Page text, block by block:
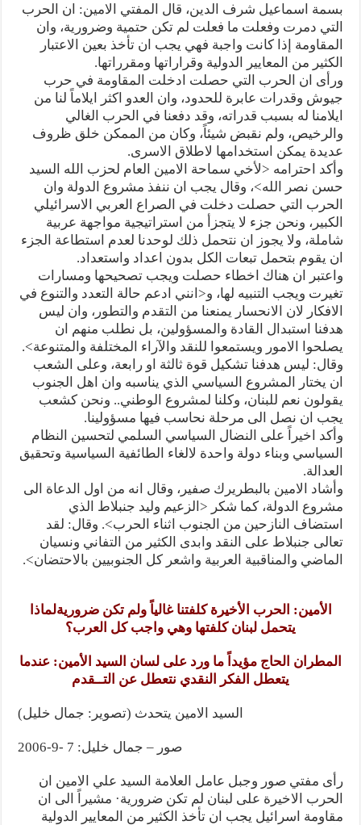
بسمة اسماعيل شرف الدين، قال المفتي الامين: ان الحرب
التي دمرت وفعلت ما فعلت لم تكن حتمية وضرورية، وان
المقاومة إذا كانت واجبة فهي يجب ان تأخذ بعين الاعتبار
الكثير من المعايير الدولية وقراراتها ومقرراتها.
ورأى ان الحرب التي حصلت ادخلت المقاومة في حرب
جيوش وقدرات عابرة للحدود، وان العدو اكثر ايلاماً لنا من
ايلامنا له بسبب قدراته، وقد دفعنا في الحرب الغالي
والرخيص، ولم نقبض شيئاً، وكان من الممكن خلق ظروف
عديدة يمكن استخدامها لاطلاق الاسرى.
وأكد احترامه <لأخي سماحة الامين العام لحزب الله السيد
حسن نصر الله>، وقال يجب ان ننفذ مشروع الدولة وان
الحرب التي حصلت دخلت في الصراع العربي الاسرائيلي
الكبير، ونحن جزء لا يتجزأ من استراتيجية مواجهة عربية
شاملة، ولا يجوز ان نتحمل ذلك لوحدنا لعدم استطاعة الجزء
ان يقوم بتحمل تبعات الكل بدون اعداد واستعداد.
واعتبر ان هناك اخطاء حصلت ويجب تصحيحها ومسارات
تغيرت ويجب التنبيه لها، و<انني ادعم حالة التعدد والتنوع في
الافكار لان الانحسار يمنعنا من التقدم والتطور، وان ليس
هدفنا استبدال القادة والمسؤولين، بل نطلب منهم ان
يصلحوا الامور ويستمعوا للنقد والآراء المختلفة والمتنوعة>.
وقال: ليس هدفنا تشكيل قوة ثالثة او رابعة، وعلى الشعب
ان يختار المشروع السياسي الذي يناسبه وان اهل الجنوب
يقولون نعم للبنان، وكلنا لمشروع الوطني.. ونحن كشعب
يجب ان نصل الى مرحلة نحاسب فيها مسؤولينا.
وأكد اخيراً على النضال السياسي السلمي لتحسين النظام
السياسي وبناء دولة واحدة لالغاء الطائفية السياسية وتحقيق
العدالة.
وأشاد الامين بالبطريرك صفير، وقال انه من اول الدعاة الى
مشروع الدولة، كما شكر <الزعيم وليد جنبلاط الذي
استضاف النازحين من الجنوب اثناء الحرب>. وقال: لقد
تعالى جنبلاط على النقد وابدى الكثير من التفاني ونسيان
الماضي والمناقبية العربية واشعر كل الجنوبيين بالاحتضان>.
الأمين: الحرب الأخيرة كلفتنا غالياً ولم تكن ضروريةلماذا
يتحمل لبنان كلفتها وهي واجب كل العرب؟
المطران الحاج مؤيداً ما ورد على لسان السيد الأمين: عندما
يتعطل الفكر النقدي نتعطل عن التــقدم
السيد الامين يتحدث (تصوير: جمال خليل)
صور – جمال خليل: 7 -9-2006
رأى مفتي صور وجبل عامل العلامة السيد علي الامين ان
الحرب الاخيرة على لبنان لم تكن ضرورية· مشيراً الى ان
مقاومة اسرائيل يجب ان تأخذ الكثير من المعايير الدولية